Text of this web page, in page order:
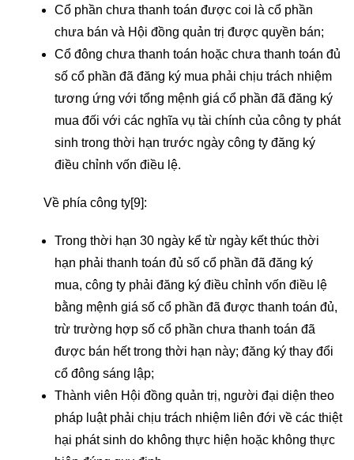
Cổ phần chưa thanh toán được coi là cổ phần
chưa bán và Hội đồng quản trị được quyền bán;
Cổ đông chưa thanh toán hoặc chưa thanh toán đủ
số cổ phần đã đăng ký mua phải chịu trách nhiệm
tương ứng với tổng mệnh giá cổ phần đã đăng ký
mua đối với các nghĩa vụ tài chính của công ty phát
sinh trong thời hạn trước ngày công ty đăng ký
điều chỉnh vốn điều lệ.
Về phía công ty[9]:
Trong thời hạn 30 ngày kể từ ngày kết thúc thời
hạn phải thanh toán đủ số cổ phần đã đăng ký
mua, công ty phải đăng ký điều chỉnh vốn điều lệ
bằng mệnh giá số cổ phần đã được thanh toán đủ,
trừ trường hợp số cổ phần chưa thanh toán đã
được bán hết trong thời hạn này; đăng ký thay đổi
cổ đông sáng lập;
Thành viên Hội đồng quản trị, người đại diện theo
pháp luật phải chịu trách nhiệm liên đới về các thiệt
hại phát sinh do không thực hiện hoặc không thực